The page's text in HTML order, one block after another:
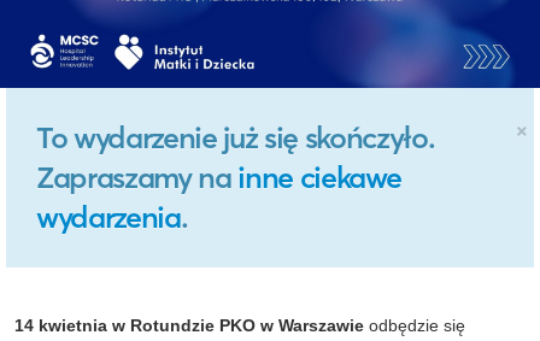
×
To wydarzenie już się skończyło.
Zapraszamy na inne ciekawe
wydarzenia.
14 kwietnia w Rotundzie PKO w Warszawie odbędzie się